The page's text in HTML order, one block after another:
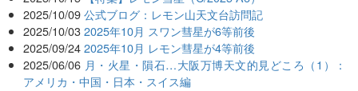
2025/10/09 公式ブログ：レモン山天文台訪問記
2025/10/03 2025年10月 スワン彗星が6等前後
2025/09/24 2025年10月 レモン彗星が4等前後
2025/06/06 月・火星・隕石…大阪万博天文的見どころ（1）：
アメリカ・中国・日本・スイス編